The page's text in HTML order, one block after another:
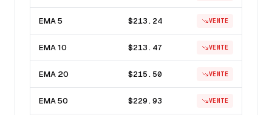
EMA 5 $213.24 VENTE
EMA 10 $213.47 VENTE
EMA 20 $215.50 VENTE
EMA 50 $229.93 VENTE